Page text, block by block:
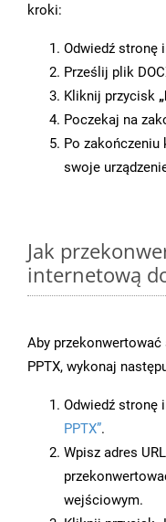
kroki:
Odwiedź stronę
Prześlij plik
Kliknij przycisk
Poczekaj na
Po zakończeniu
swoje
Jak
internetową
Aby
PPTX, wykonaj
Odwiedź stronę
PPTX”.
Wpisz adres
wejściowym.